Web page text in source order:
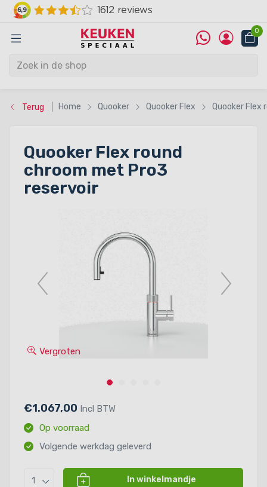
0
Terug Home Quooker Quooker Flex Quooker Flex
Quooker Flex round
chroom met Pro3
reservoir
Vergroten
€1.067,00 Incl BTW
Op voorraad
Volgende werkdag geleverd
1 In winkelmandje